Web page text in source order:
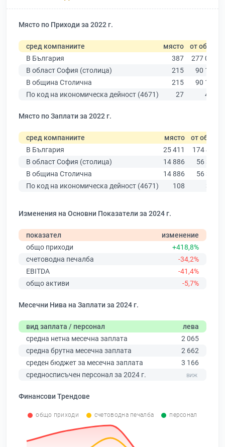
Място по Приходи за 2022 г.
сред компаниите място от общо
В България
387
277 019
В област София (столица)
215
90 178
В община Столична
215
90 178
По код на икономическа дейност (4671)
27 413
Място по Заплати за 2022 г.
сред компаниите място от общо
В България
25 411
174 403
В област София (столица)
14 886
56 378
В община Столична
14 886
56 378
По код на икономическа дейност (4671)
108 301
Изменения на Основни Показатели за 2024 г.
показател
изменение
общо приходи
+418,8%
счетоводна печалба
-34,2%
EBITDA
-41,4%
общо активи
-5,7%
Месечни Нива на Заплати за 2024 г.
вид заплата / персонал
лева
средна нетна месечна заплата
2 065
средна брутна месечна заплата
2 662
среден бюджет за месечна заплата
3 166
средносписъчен персонал за 2024 г.
Финансови Трендове
общо приходи счетоводна печалба персонал